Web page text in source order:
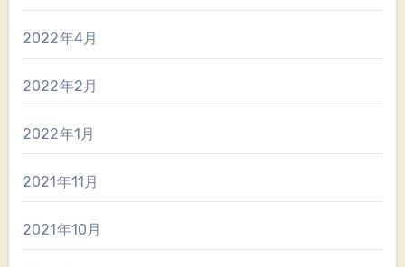
2022年4月
2022年2月
2022年1月
2021年11月
2021年10月